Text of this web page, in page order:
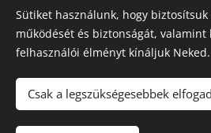
Share
© 2021 Flos Floris
Sütiket használunk, hogy
működését és biztonságát,
felhasználói élményt kínáljuk Neked.
Csak a legszükségesebbek